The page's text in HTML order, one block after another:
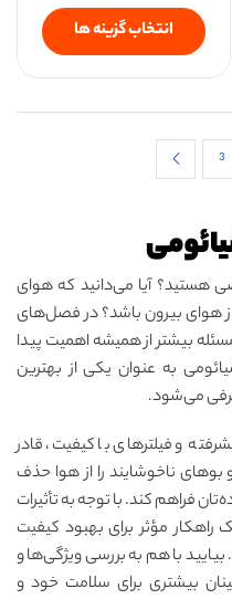
انتخاب گزینه ها
3
هستید؟ آیا می‌دانید که هوای
از هوای بیرون باشد؟ در فصل‌های
بیشتر از همیشه اهمیت پیدا
به عنوان یکی از بهترین
می‌شود.
و فیلترهای با کیفیت، قادر
بوهای ناخوشایند را از هوا حذف
فراهم کند. با توجه به تأثیرات
مؤثر برای بهبود کیفیت
با هم به بررسی ویژگی‌ها و
بیشتری برای سلامت خود و